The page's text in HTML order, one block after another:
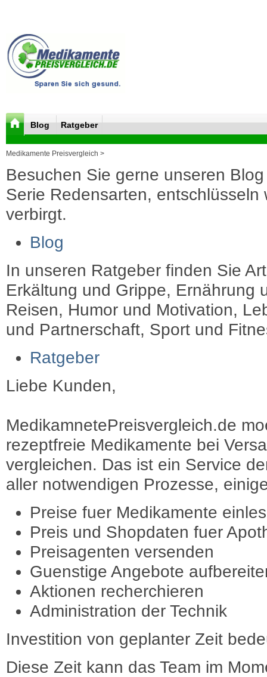
Blog Ratgeber
Medikamente Preisvergleich >
Besuchen Sie gerne unseren
Serie Redensarten, entschlüsseln
verbirgt.
Blog
In unseren Ratgeber finden Sie
Erkältung und Grippe, Ernährung
Reisen, Humor und Motivation,
und Partnerschaft, Sport und
Ratgeber
Liebe Kunden,
MedikamnetePreisvergleich.de
rezeptfreie Medikamente bei
vergleichen. Das ist ein Service
aller notwendigen Prozesse,
Preise fuer Medikamente
Preis und Shopdaten fuer
Preisagenten versenden
Guenstige Angebote
Aktionen recherchieren
Administration der Technik
Investition von geplanter Zeit
Diese Zeit kann das Team im